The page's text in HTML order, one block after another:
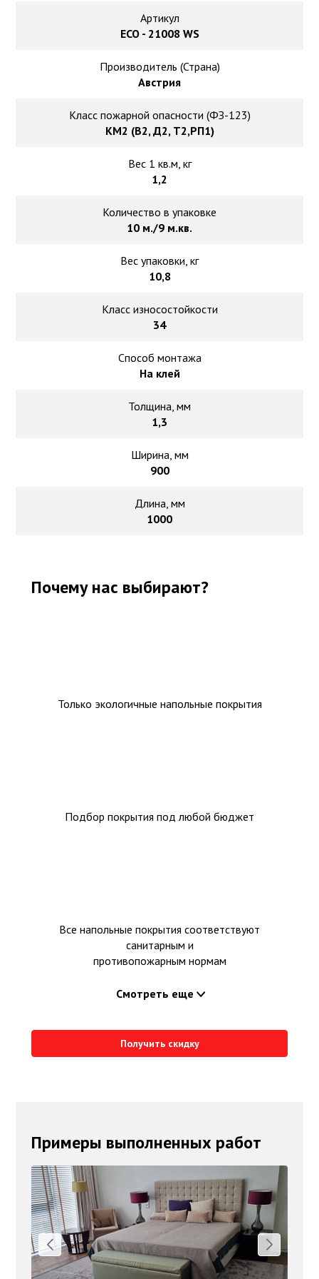
Ковролин оптом
Ковролин под теплый пол
Артикул
ECO - 21008 WS
Производитель (Страна)
Австрия
Класс пожарной опасности (ФЗ-123)
КМ2 (В2, Д2, Т2,РП1)
Вес 1 кв.м, кг
1,2
Количество в упаковке
10 м./9 м.кв.
Вес упаковки, кг
10,8
Класс износостойкости
34
Способ монтажа
На клей
Толщина, мм
1,3
Ширина, мм
900
Длина, мм
1000
Почему нас выбирают?
Только экологичные напольные покрытия
Подбор покрытия под любой бюджет
Все напольные покрытия соответствуют
санитарным и
противопожарным нормам
Смотреть еще
Получить скидку
Примеры выполненных работ